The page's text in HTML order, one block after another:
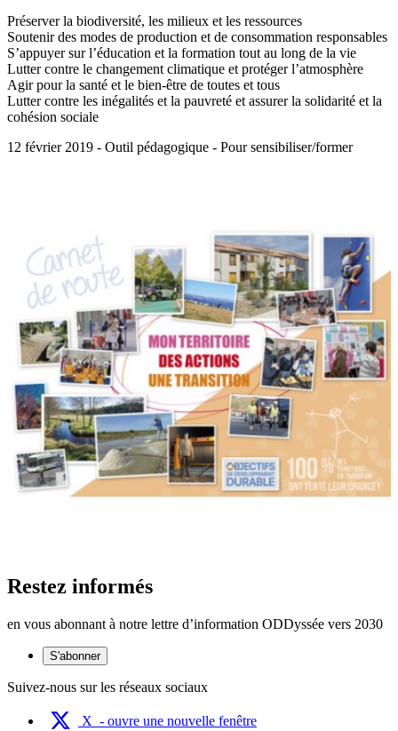
Préserver la biodiversité, les milieux et les ressources
Soutenir des modes de production et de consommation responsables
S’appuyer sur l’éducation et la formation tout au long de la vie
Lutter contre le changement climatique et protéger l’atmosphère
Agir pour la santé et le bien-être de toutes et tous
Lutter contre les inégalités et la pauvreté et assurer la solidarité et la
cohésion sociale
12 février 2019 - Outil pédagogique - Pour sensibiliser/former
Restez informés
en vous abonnant à notre lettre d’information ODDyssée vers 2030
S'abonner
Suivez-nous sur les réseaux sociaux
X - ouvre une nouvelle fenêtre